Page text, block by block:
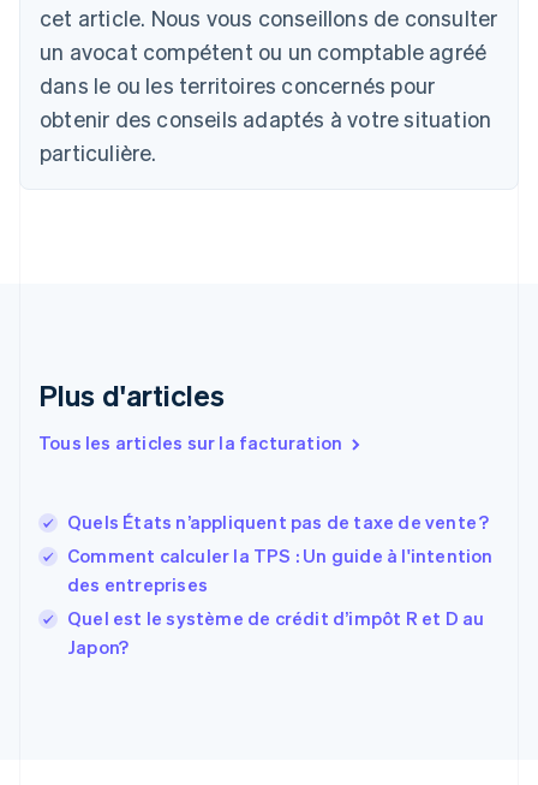
cet article. Nous vous conseillons de consulter
un avocat compétent ou un comptable agréé
dans le ou les territoires concernés pour
obtenir des conseils adaptés à votre situation
particulière.
Plus d'articles
Tous les articles sur la facturation
Quels États n’appliquent pas de taxe de vente ?
Comment calculer la TPS : Un guide à l'intention
des entreprises
Quel est le système de crédit d’impôt R et D au
Japon?
Brésil
Bulgarie
English
Canada
EnglishFrançais
Chine continentale
Espagne
Estonie
English Español 简体中文
Finlande
English Svenska
FrançaisEnglish
Gibraltar